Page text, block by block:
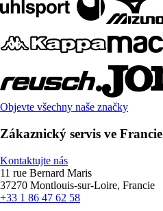
Objevte všechny naše značky
Zákaznický servis ve Francie
Kontaktujte nás
11 rue Bernard Maris
37270 Montlouis-sur-Loire, Francie
+33 1 86 47 62 58